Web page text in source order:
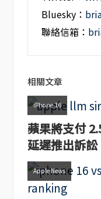
Bluesky：
聯絡信箱：
相關文章
iPhone 16
蘋果將支付
延遲推出訴訟
Apple News